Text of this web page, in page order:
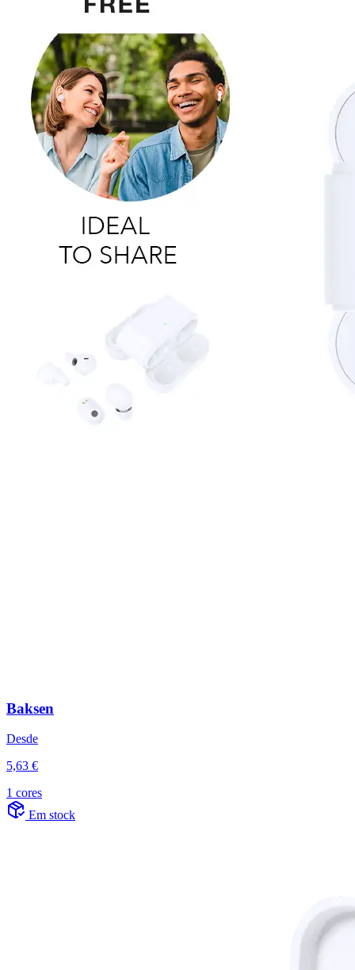
Baksen
Desde
5,63 €
1 cores
Em stock